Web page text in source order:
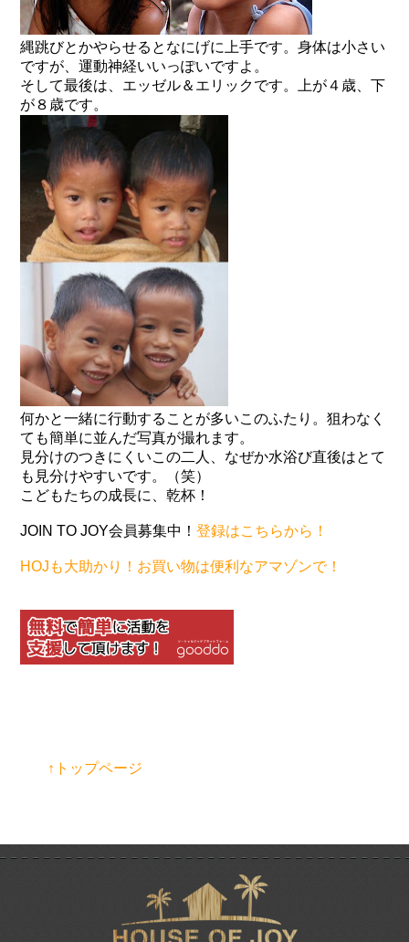
縄跳びとかやらせるとなにげに上手です。身体は小さい
ですが、運動神経いいっぽいですよ。
そして最後は、エッゼル＆エリックです。上が４歳、下
が８歳です。
何かと一緒に行動することが多いこのふたり。狙わなく
ても簡単に並んだ写真が撮れます。
見分けのつきにくいこの二人、なぜか水浴び直後はとて
も見分けやすいです。（笑）
こどもたちの成長に、乾杯！
JOIN TO JOY会員募集中！登録はこちらから！
HOJも大助かり！お買い物は便利なアマゾンで！
↑トップページ